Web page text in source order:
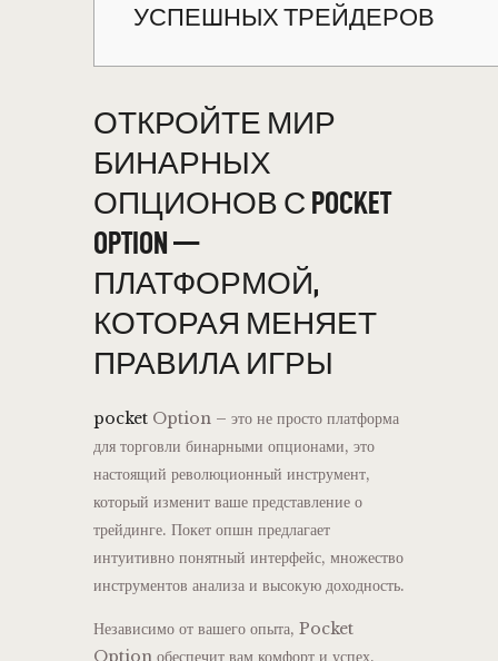
УСПЕШНЫХ ТРЕЙДЕРОВ
ОТКРОЙТЕ МИР
БИНАРНЫХ
ОПЦИОНОВ С POCKET
OPTION —
ПЛАТФОРМОЙ,
КОТОРАЯ МЕНЯЕТ
ПРАВИЛА ИГРЫ
pocket Option – это не просто платформа
для торговли бинарными опционами, это
настоящий революционный инструмент,
который изменит ваше представление о
трейдинге. Покет опшн предлагает
интуитивно понятный интерфейс, множество
инструментов анализа и высокую доходность.
Независимо от вашего опыта, Pocket
Option обеспечит вам комфорт и успех.